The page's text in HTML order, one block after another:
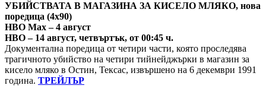
УБИЙСТВАТА В МАГАЗИНА ЗА КИСЕЛО МЛЯКО, нова
поредица (4х90)
HBO Max – 4 август
HBO – 14 август, четвъртък, от 00:45 ч.
Документална поредица от четири части, която проследява
трагичното убийство на четири тийнейджърки в магазин за
кисело мляко в Остин, Тексас, извършено на 6 декември 1991
година. ТРЕЙЛЪР